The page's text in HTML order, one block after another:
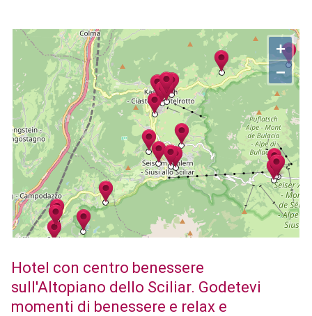
+
−
Hotel con centro benessere
sull'Altopiano dello Sciliar. Godetevi
momenti di benessere e relax e